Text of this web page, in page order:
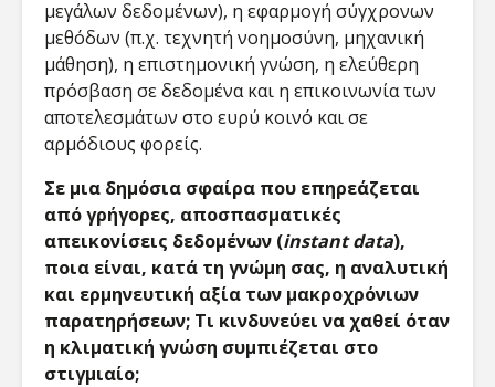
μεγάλων δεδομένων), η εφαρμογή σύγχρονων
μεθόδων (π.χ. τεχνητή νοημοσύνη, μηχανική
μάθηση), η επιστημονική γνώση, η ελεύθερη
πρόσβαση σε δεδομένα και η επικοινωνία των
αποτελεσμάτων στο ευρύ κοινό και σε
αρμόδιους φορείς.
Σε μια δημόσια σφαίρα που επηρεάζεται
από γρήγορες, αποσπασματικές
απεικονίσεις δεδομένων (instant data),
ποια είναι, κατά τη γνώμη σας, η αναλυτική
και ερμηνευτική αξία των μακροχρόνιων
παρατηρήσεων; Τι κινδυνεύει να χαθεί όταν
η κλιματική γνώση συμπιέζεται στο
στιγμιαίο;